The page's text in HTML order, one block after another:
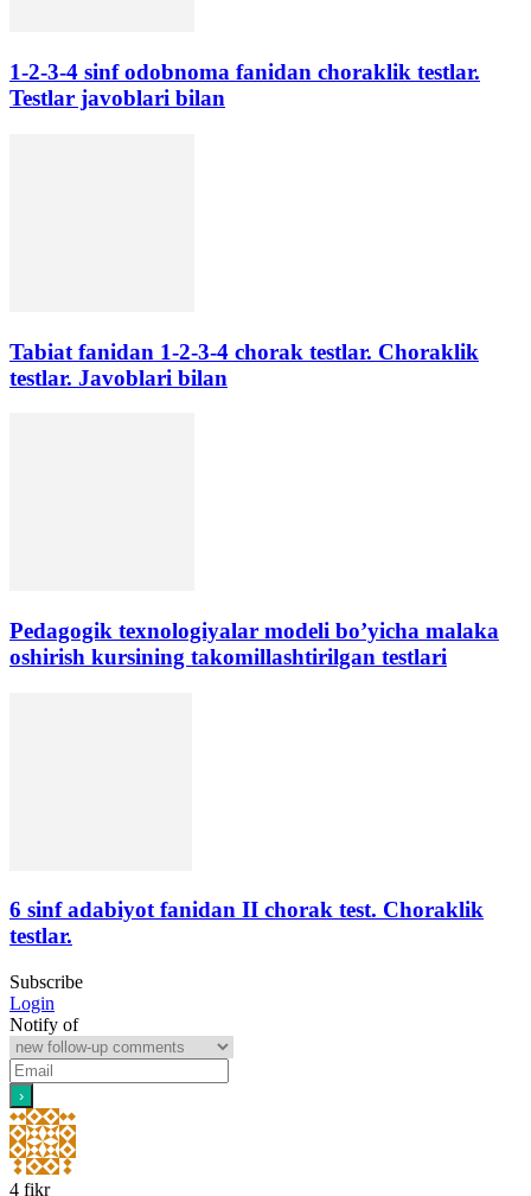
1-2-3-4 sinf odobnoma fanidan choraklik testlar.
Testlar javoblari bilan
Tabiat fanidan 1-2-3-4 chorak testlar. Choraklik
testlar. Javoblari bilan
Pedagogik texnologiyalar modeli bo’yicha malaka
oshirish kursining takomillashtirilgan testlari
6 sinf adabiyot fanidan II chorak test. Choraklik
testlar.
Subscribe
Login
Notify of
4 fikr